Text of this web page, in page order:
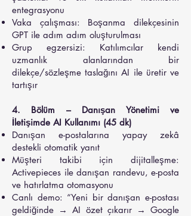
entegrasyonu
Vaka çalışması: Boşanma dilekçesinin
GPT ile adım adım oluşturulması
Grup egzersizi: Katılımcılar kendi
uzmanlık alanlarından bir
dilekçe/sözleşme taslağını AI ile üretir ve
tartışır
4. Bölüm – Danışan Yönetimi ve
İletişimde AI Kullanımı (45 dk)
Danışan e-postalarına yapay zekâ
destekli otomatik yanıt
Müşteri takibi için dijitalleşme:
Activepieces ile danışan randevu, e-posta
ve hatırlatma otomasyonu
Canlı demo: “Yeni bir danışan e-postası
geldiğinde → AI özet çıkarır → Google